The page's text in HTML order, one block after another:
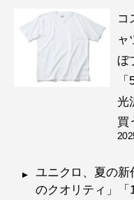
『
に
自
コ
ャ
ぼ
光
買
ユニクロ、夏の新
のクオリティ」「